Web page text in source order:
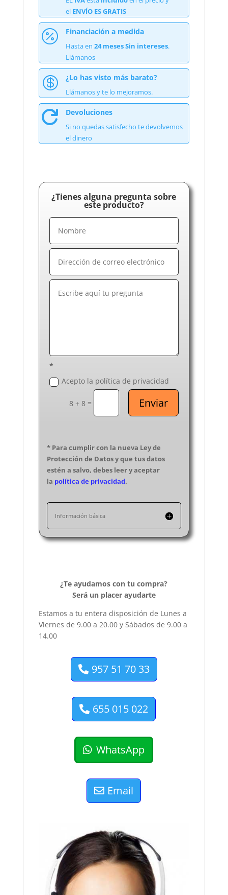
el ENVÍO ES GRATIS
 Financiación a medida
Hasta en 24 meses Sin intereses.
Llámanos
 ¿Lo has visto más barato?
Llámanos y te lo mejoramos.
 Devoluciones
Si no quedas satisfecho te devolvemos
el dinero
¿Tienes alguna pregunta sobre
este producto?
*
Acepto la política de privacidad
8 + 8 = Enviar
* Para cumplir con la nueva Ley de
Protección de Datos y que tus datos
estén a salvo, debes leer y aceptar
la política de privacidad.
Información básica
¿Te ayudamos con tu compra?
Será un placer ayudarte
Estamos a tu entera disposición de Lunes a
Viernes de 9.00 a 20.00 y Sábados de 9.00 a
14.00
957 51 70 33
655 015 022
WhatsApp
Email